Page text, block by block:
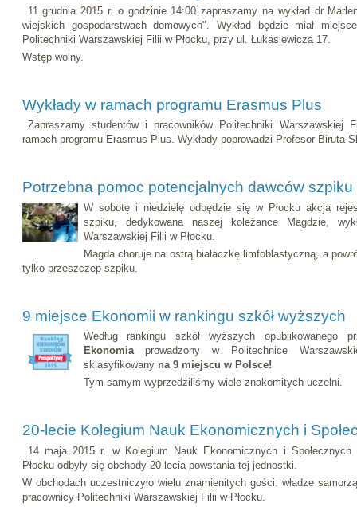
11 grudnia 2015 r. o godzinie 14:00 zapraszamy na wykład dr
wiejskich gospodarstwach domowych". Wykład będzie miał
Politechniki Warszawskiej Filii w Płocku, przy ul. Łukasiewicza 17.
Wstęp wolny.
Wykłady w ramach programu Erasmus Plus
Zapraszamy studentów i pracowników Politechniki Warszawskiej
ramach programu Erasmus Plus. Wykłady poprowadzi Profesor Biruta
Potrzebna pomoc potencjalnych dawców szpiku
W sobotę i niedzielę odbędzie się w Płocku akcja
szpiku, dedykowana naszej koleżance Magdzie,
Warszawskiej Filii w Płocku.
Magda choruje na ostrą białaczkę limfoblastyczną, a
tylko przeszczep szpiku.
9 miejsce Ekonomii w rankingu szkół wyższych
Według rankingu szkół wyższych opublikowanego
Ekonomiaprowadzony w Politechnice
sklasyfikowany na 9 miejscu w Polsce!
Tym samym wyprzedziliśmy wiele znakomitych uczelni.
20-lecie Kolegium Nauk Ekonomicznych i
14 maja 2015 r. w Kolegium Nauk Ekonomicznych i Społecznych
Płocku odbyły się obchody 20-lecia powstania tej jednostki.
W obchodach uczestniczyło wielu znamienitych gości: władze
pracownicy Politechniki Warszawskiej Filii w Płocku.